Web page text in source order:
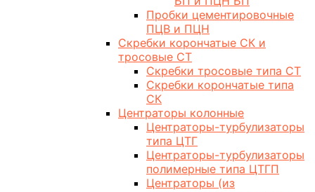
Пробки цементировочные
ПЦВ и ПЦН
Скребки корончатые СК и
тросовые СТ
Скребки тросовые типа СТ
Скребки корончатые типа
СК
Центраторы колонные
Центраторы-турбулизаторы
типа ЦТГ
Центраторы-турбулизаторы
полимерные типа ЦТГП
Центраторы (из